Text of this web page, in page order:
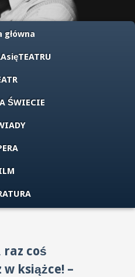
główna
ŚWIECIE
coś
książce! –